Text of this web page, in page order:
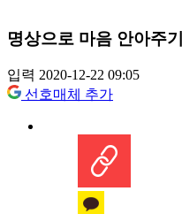
명상으로 마음 안아주기
입력 2020-12-22 09:05
선호매체 추가